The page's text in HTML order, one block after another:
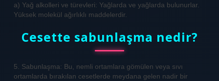
a) Yağ alkolleri ve türevleri: Yağlarda ve yağlarda bulunurlar.
Yüksek molekül ağırlıklı maddelerdir.
Cesette sabunlaşma nedir?
5. Sabunlaşma: Bu, nemli ortamlara gömülen veya sıvı
ortamlarda bırakılan cesetlerde meydana gelen nadir bir